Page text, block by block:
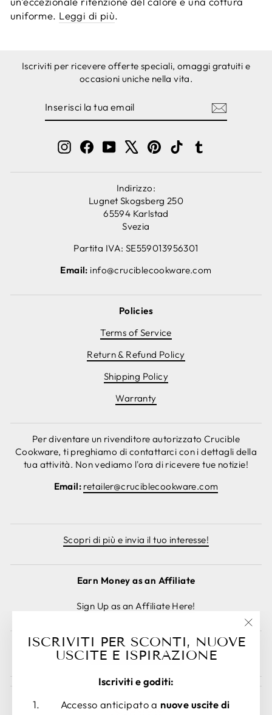
- UTILIZZABILE SU
uniforme. Leggi di più.
Iscriviti per ricevere offerte speciali, omaggi gratuiti e
occasioni uniche nella vita.
InstagramFacebook
YouTube Pinterest
TikTok
Indirizzo:
Lugnet Skogsberg 250
65594 Karlstad
Svezia
Partita IVA: SE559013956301
Email: info@cruciblecookware.com
Policies
Terms of Service
Return & Refund Policy
Shipping Policy
Warranty
Per diventare un rivenditore autorizzato Crucible
Cookware, ti preghiamo di contattarci con i dettagli della
tua attività. Non vediamo l'ora di ricevere tue notizie!
Email: retailer@cruciblecookware.com
Scopri di più e invia il tuo interesse!
Earn Money as an Affiliate
Sign Up as an Affiliate Here!
Annulla ordine
ISCRIVITI PER SCONTI, NUOVE
USCITE E ISPIRAZIONE
Iscriviti e goditi:
Accesso anticipato a nuove uscite di